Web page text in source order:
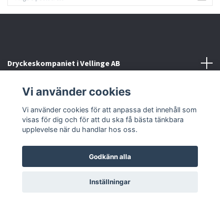
Dryckeskompaniet i Vellinge AB
Kontakta oss
Sociala medier
© 2026 Dryckeskompaniet i Vellinge
Vi använder cookies
Vi använder cookies för att anpassa det innehåll som
visas för dig och för att du ska få bästa tänkbara
upplevelse när du handlar hos oss.
Godkänn alla
Inställningar